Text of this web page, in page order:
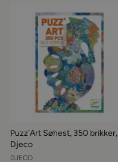
Puzz´Art Søhest, 350 brikker,
Djeco
DJECO